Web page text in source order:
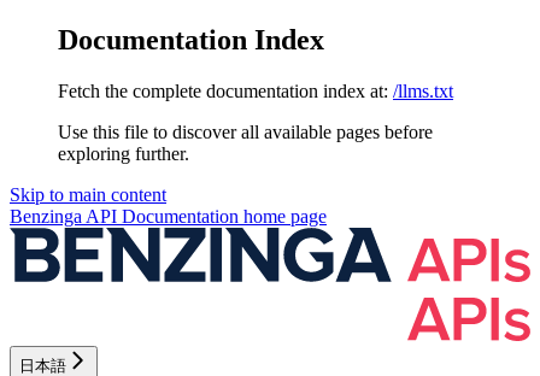
Documentation Index
Fetch the complete documentation index at: /llms.txt
Use this file to discover all available pages before
exploring further.
Skip to main content
Benzinga API Documentation home page
日本語